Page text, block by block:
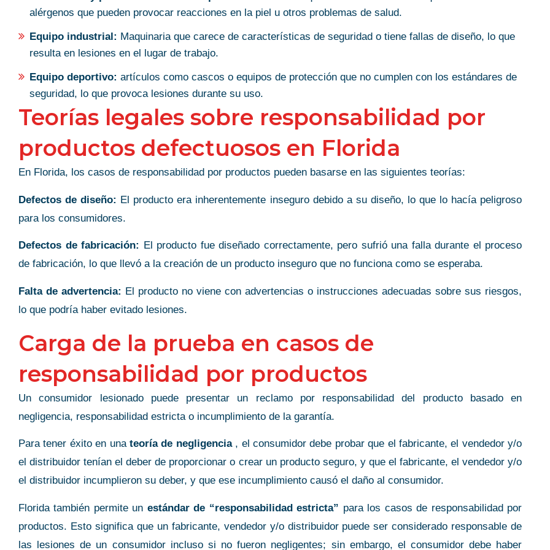
alérgenos que pueden provocar reacciones en la piel u otros problemas de salud.
Equipo industrial: Maquinaria que carece de características de seguridad o tiene fallas de diseño, lo que
resulta en lesiones en el lugar de trabajo.
Equipo deportivo: artículos como cascos o equipos de protección que no cumplen con los estándares de
seguridad, lo que provoca lesiones durante su uso.
Teorías legales sobre responsabilidad por
productos defectuosos en Florida
En Florida, los casos de responsabilidad por productos pueden basarse en las siguientes teorías:
Defectos de diseño: El producto era inherentemente inseguro debido a su diseño, lo que lo hacía peligroso
para los consumidores.
Defectos de fabricación:
El producto fue diseñado correctamente, pero sufrió una falla durante el proceso
de fabricación, lo que llevó a la creación de un producto inseguro que no funciona como se esperaba.
Falta de advertencia: El producto no viene con advertencias o instrucciones adecuadas sobre sus riesgos,
lo que podría haber evitado lesiones.
Carga de la prueba en casos de
responsabilidad por productos
Un consumidor lesionado puede presentar un reclamo por responsabilidad del producto basado en
negligencia, responsabilidad estricta o incumplimiento de la garantía.
Para tener éxito en unateoría de negligencia, el consumidor debe probar que el fabricante, el vendedor y/o
el distribuidor tenían el deber de proporcionar o crear un producto seguro, y que el fabricante, el vendedor y/o
el distribuidor incumplieron su deber, y que ese incumplimiento causó el daño al consumidor.
Florida también permite un estándar de “responsabilidad estricta” para los casos de responsabilidad por
productos. Esto significa que un fabricante, vendedor y/o distribuidor puede ser considerado responsable de
las lesiones de un consumidor incluso si no fueron negligentes; sin embargo, el consumidor debe haber
lawyer with in-
and poise. Without
I’m unsure how I would
Not only did she fully
the process, she
WOW!
the dedication to service and
professionalism Gina displays while
working your case. She puts your best
interest at heart and doesn’t give up until
extremely happy and satisfied to be
accident.
Dwight Williams
EXCELENTE!
aboga muy amable muy y su personal
excelentes pesos son super amables
gracias aboga muchas bendiciones
la buscan a ella es su mejor opción la
María luisa lagos medina